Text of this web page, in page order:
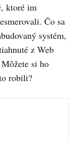
ktoré im
Čo sa
systém,
z Web
si ho
robili?